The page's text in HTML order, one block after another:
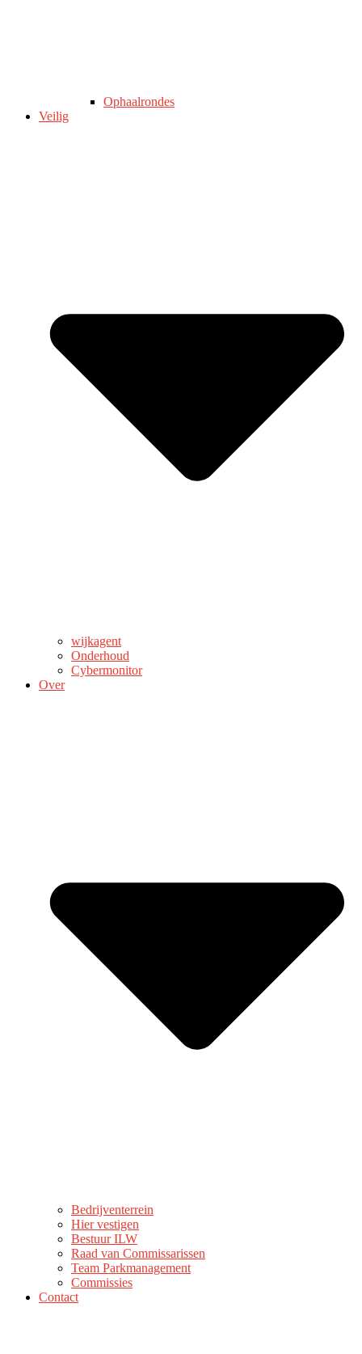
Ophaalrondes
Veilig
wijkagent
Onderhoud
Cybermonitor
Over
Bedrijventerrein
Hier vestigen
Bestuur ILW
Raad van Commissarissen
Team Parkmanagement
Commissies
Contact